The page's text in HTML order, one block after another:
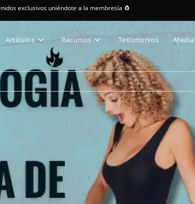
exclusivos uniéndote a la membresía 🧲
Artículos Recursos Testimonios Media